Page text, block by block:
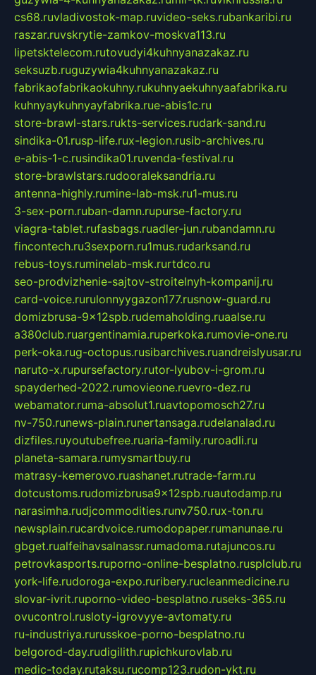
cs68.ruvladivostok-map.ruvideo-seks.rubankaribi.ru
raszar.ruvskrytie-zamkov-moskva113.ru
lipetsktelecom.rutovudyi4kuhnyanazakaz.ru
seksuzb.ruguzywia4kuhnyanazakaz.ru
fabrikaofabrikaokuhny.rukuhnyaekuhnyaafabrika.ru
kuhnyaykuhnyayfabrika.rue-abis1c.ru
store-brawl-stars.rukts-services.rudark-sand.ru
sindika-01.rusp-life.rux-legion.rusib-archives.ru
e-abis-1-c.rusindika01.ruvenda-festival.ru
store-brawlstars.rudooraleksandria.ru
antenna-highly.rumine-lab-msk.ru1-mus.ru
3-sex-porn.ruban-damn.rupurse-factory.ru
viagra-tablet.rufasbags.ruadler-jun.rubandamn.ru
fincontech.ru3sexporn.ru1mus.rudarksand.ru
rebus-toys.ruminelab-msk.rurtdco.ru
seo-prodvizhenie-sajtov-stroitelnyh-kompanij.ru
card-voice.rurulonnyygazon177.rusnow-guard.ru
domizbrusa-9x12spb.rudemaholding.ruaalse.ru
a380club.ruargentinamia.ruperkoka.rumovie-one.ru
perk-oka.rug-octopus.rusibarchives.ruandreislyusar.ru
naruto-x.rupursefactory.rutor-lyubov-i-grom.ru
spayderhed-2022.rumovieone.ruevro-dez.ru
webamator.ruma-absolut1.ruavtopomosch27.ru
nv-750.runews-plain.runertansaga.rudelanalad.ru
dizfiles.ruyoutubefree.ruaria-family.ruroadli.ru
planeta-samara.rumysmartbuy.ru
matrasy-kemerovo.ruashanet.rutrade-farm.ru
dotcustoms.rudomizbrusa9x12spb.ruautodamp.ru
narasimha.rudjcommodities.runv750.rux-ton.ru
newsplain.rucardvoice.rumodopaper.rumanunae.ru
gbget.rualfeihavsalnassr.rumadoma.rutajuncos.ru
petrovkasports.ruporno-online-besplatno.rusplclub.ru
york-life.rudoroga-expo.ruribery.rucleanmedicine.ru
slovar-ivrit.ruporno-video-besplatno.ruseks-365.ru
ovucontrol.rusloty-igrovyye-avtomaty.ru
ru-industriya.rurusskoe-porno-besplatno.ru
belgorod-day.rudigilith.rupichkurovlab.ru
medic-today.rutaksu.rucomp123.rudon-ykt.ru